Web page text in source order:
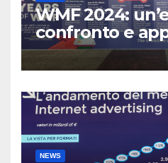
WMF 2024:
confronto e
NEWS